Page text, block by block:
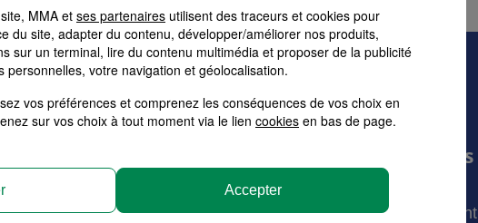
en moins de 3 minutes
adaptée à
Devis Assurance MMA pour les Pros
et Entreprises
Obtenez votre tarif personnalisé correspondant
MMA et ses partenaires utilisent des traceurs et cookies pour
du site, adapter du contenu, développer/améliorer nos produits,
sur un terminal, lire du contenu multimédia et proposer de la publicité
personnelles, votre navigation et géolocalisation.
vos préférences et comprenez les conséquences de vos choix en
sur vos choix à tout moment via le lien cookies en bas de page.
Accepter